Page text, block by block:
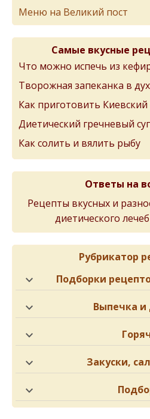
Меню на Великий пост
Самые вкусные
Что можно испечь из
Творожная запеканка в
Как приготовить Киевский
Диетический гречневый
Как солить и вялить рыбу
Ответы на
Рецепты вкусных и
диетического
Рубрикатор
Подборки
Выпечка и
Закуски,